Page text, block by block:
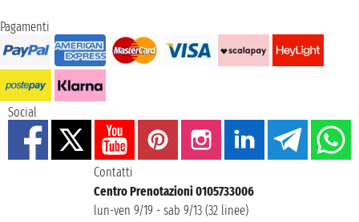
Pagamenti
Social
Contatti
Centro Prenotazioni 0105733006
lun-ven 9/19 - sab 9/13 (32 linee)